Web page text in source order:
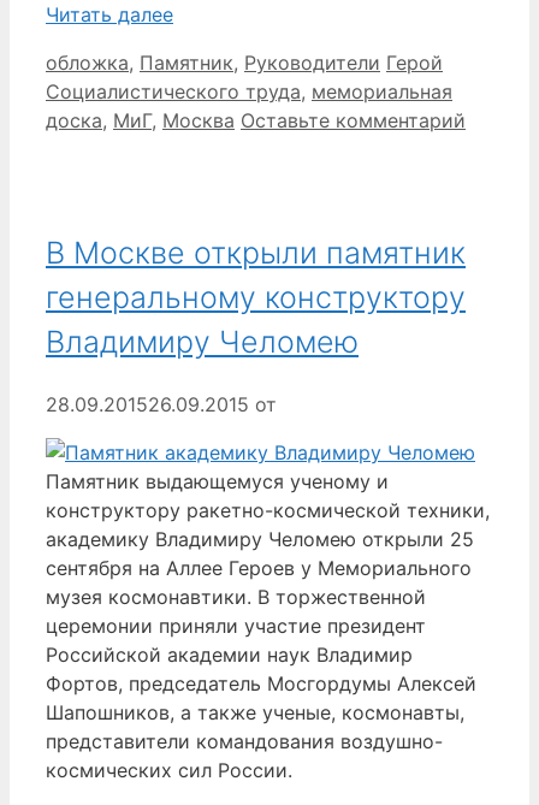
Читать далее
Рубрики
обложка, Памятник, Руководители Метки
Герой
Социалистического труда, мемориальная
доска, МиГ, Москва Оставьте комментарий
В Москве открыли памятник
генеральному конструктору
Владимиру Челомею
28.09.201526.09.2015 от
Памятник выдающемуся ученому и
конструктору ракетно-космической техники,
академику Владимиру Челомею открыли 25
сентября на Аллее Героев у Мемориального
музея космонавтики. В торжественной
церемонии приняли участие президент
Российской академии наук Владимир
Фортов, председатель Мосгордумы Алексей
Шапошников, а также ученые, космонавты,
представители командования воздушно-
космических сил России.